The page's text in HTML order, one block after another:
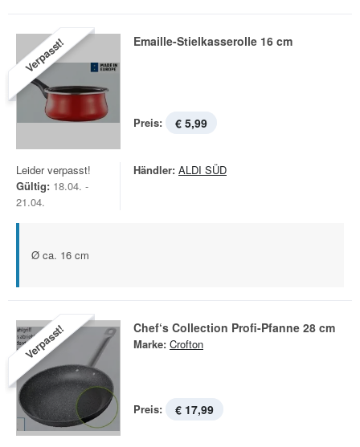
Verpasst! Emaille-Stielkasserolle 16 cm
Preis: € 5,99
Leider verpasst!
Gültig: 18.04. -
21.04.
Händler: ALDI SÜD
Ø ca. 16 cm
Verpasst! Chef‘s Collection Profi-Pfanne 28 cm
Marke: Crofton
Preis: € 17,99